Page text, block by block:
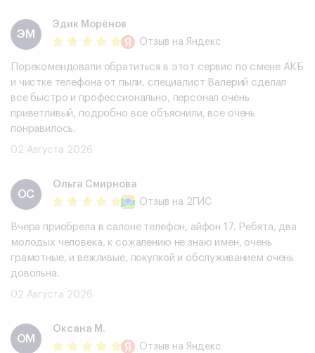
ЭМ
Эдик Морёнов
Отзыв на Яндекс
Порекомендовали обратиться в этот сервис по смене АКБ
и чистке телефона от пыли, специалист Валерий сделал
все быстро и профессионально, персонал очень
приветливый, подробно все объяснили, все очень
понравилось.
02 Августа 2026
ОС
Ольга Смирнова
Отзыв на 2ГИС
Вчера приобрела в салоне телефон, айфон 17. Ребята, два
молодых человека, к сожалению не знаю имен, очень
грамотные, и вежливые, покупкой и обслуживанием очень
довольна.
02 Августа 2026
ОМ
Оксана М.
Отзыв на Яндекс